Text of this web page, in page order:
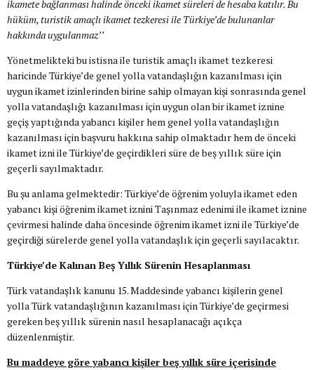
ikamete bağlanması halinde önceki ikamet süreleri de hesaba katılır. Bu
hüküm, turistik amaçlı ikamet tezkeresi ile Türkiye’de bulunanlar
hakkında uygulanmaz’’
Yönetmelikteki bu istisna ile turistik amaçlı ikamet tezkeresi
haricinde Türkiye’de genel yolla vatandaşlığın kazanılması için
uygun ikamet izinlerinden birine sahip olmayan kişi sonrasında genel
yolla vatandaşlığı kazanılması için uygun olan bir ikamet iznine
geçiş yaptığında yabancı kişiler hem genel yolla vatandaşlığın
kazanılması için başvuru hakkına sahip olmaktadır hem de önceki
ikamet izni ile Türkiye’de geçirdikleri süre de beş yıllık süre için
geçerli sayılmaktadır.
Bu şu anlama gelmektedir: Türkiye’de öğrenim yoluyla ikamet eden
yabancı kişi öğrenim ikamet iznini Taşınmaz edenimi ile ikamet iznine
çevirmesi halinde daha öncesinde öğrenim ikamet izni ile Türkiye’de
geçirdiği sürelerde genel yolla vatandaşlık için geçerli sayılacaktır.
Türkiye’de Kalınan Beş Yıllık Sürenin Hesaplanması
Türk vatandaşlık kanunu 15. Maddesinde yabancı kişilerin genel
yolla Türk vatandaşlığının kazanılması için Türkiye’de geçirmesi
gereken beş yıllık sürenin nasıl hesaplanacağı açıkça
düzenlenmiştir.
Bu maddeye göre yabancı kişiler beş yıllık süre içerisinde